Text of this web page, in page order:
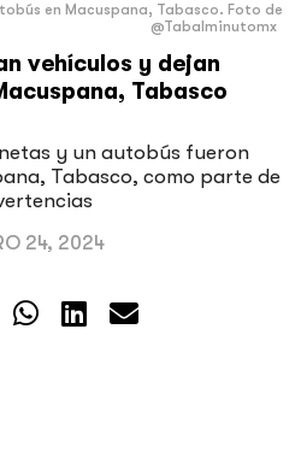
en Macuspana, Tabasco. Foto de
@Tabalminutomx
vehículos y dejan
Tabasco
y un autobús fueron
Tabasco, como parte de
24, 2024